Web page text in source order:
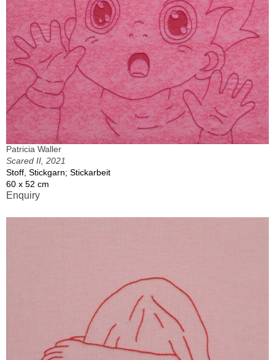
Patricia Waller
Scared II, 2021
Stoff, Stickgarn; Stickarbeit
60 x 52 cm
Enquiry